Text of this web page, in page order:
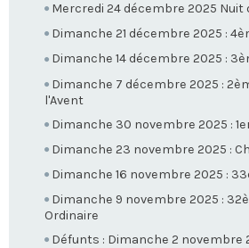
Mercredi 24 décembre 2025 Nuit
Dimanche 21 décembre 2025 :
Dimanche 14 décembre 2025 :
Dimanche 7 décembre 2025 :
l'Avent
Dimanche 30 novembre 2025 :
Dimanche 23 novembre 2025 :
Dimanche 16 novembre 2025 :
Dimanche 9 novembre 2025 :
Ordinaire
Défunts : Dimanche 2 novembre